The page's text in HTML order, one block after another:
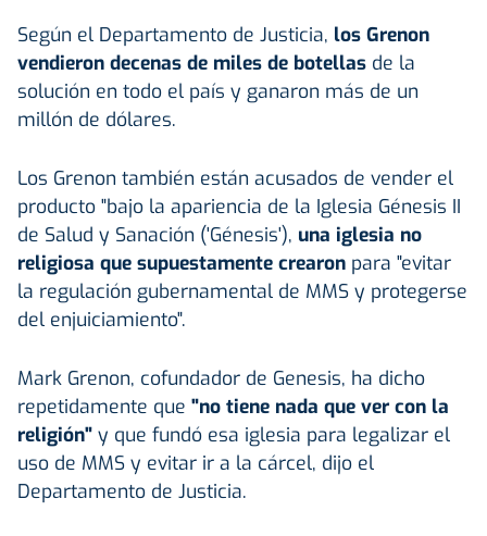
Según el Departamento de Justicia, los Grenon
vendieron decenas de miles de botellas de la
solución en todo el país y ganaron más de un
millón de dólares.
Los Grenon también están acusados de vender el
producto "bajo la apariencia de la Iglesia Génesis II
de Salud y Sanación ('Génesis'), una iglesia no
religiosa que supuestamente crearon para "evitar
la regulación gubernamental de MMS y protegerse
del enjuiciamiento".
Mark Grenon, cofundador de Genesis, ha dicho
repetidamente que "no tiene nada que ver con la
religión" y que fundó esa iglesia para legalizar el
uso de MMS y evitar ir a la cárcel, dijo el
Departamento de Justicia.